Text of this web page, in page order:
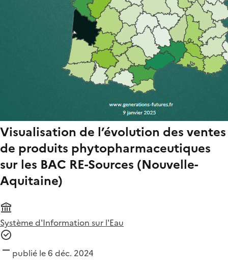
Visualisation de l’évolution des ventes
de produits phytopharmaceutiques
sur les BAC RE-Sources (Nouvelle-
Aquitaine)
Système d'Information sur l'Eau
publié le 6 déc. 2024